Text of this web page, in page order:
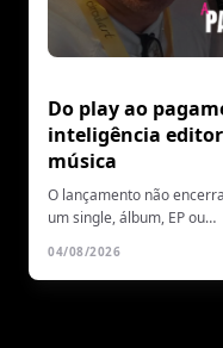
Do play ao
inteligência
música
O lançamento não
um single, álbum, EP ou…
04/08/2026